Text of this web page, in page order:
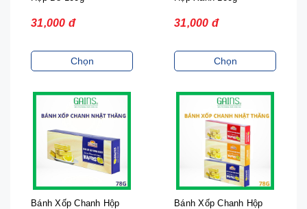
31,000 đ
Chọn
31,000 đ
Chọn
Bánh Xốp Chanh Hộp
Bánh Xốp Chanh Hộp